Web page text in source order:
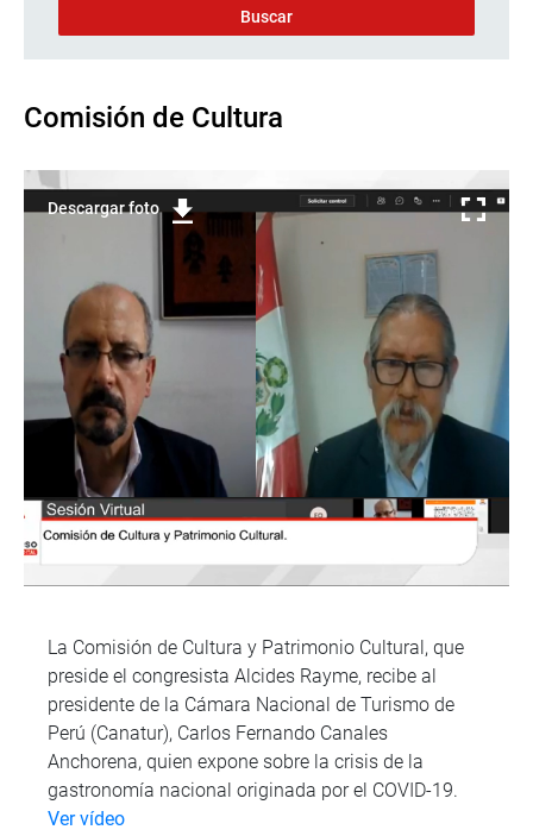
Comisión de Cultura
Descargar foto
La Comisión de Cultura y Patrimonio Cultural, que
preside el congresista Alcides Rayme, recibe al
presidente de la Cámara Nacional de Turismo de
Perú (Canatur), Carlos Fernando Canales
Anchorena, quien expone sobre la crisis de la
gastronomía nacional originada por el COVID-19.
Ver vídeo